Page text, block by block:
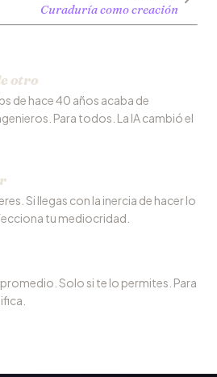
Curaduría como creación
otro
de hace 40 años acaba de
Para todos. La IA cambió el
Si llegas con la inercia de hacer lo
tu mediocridad.
promedio. Solo si te lo permites. Para